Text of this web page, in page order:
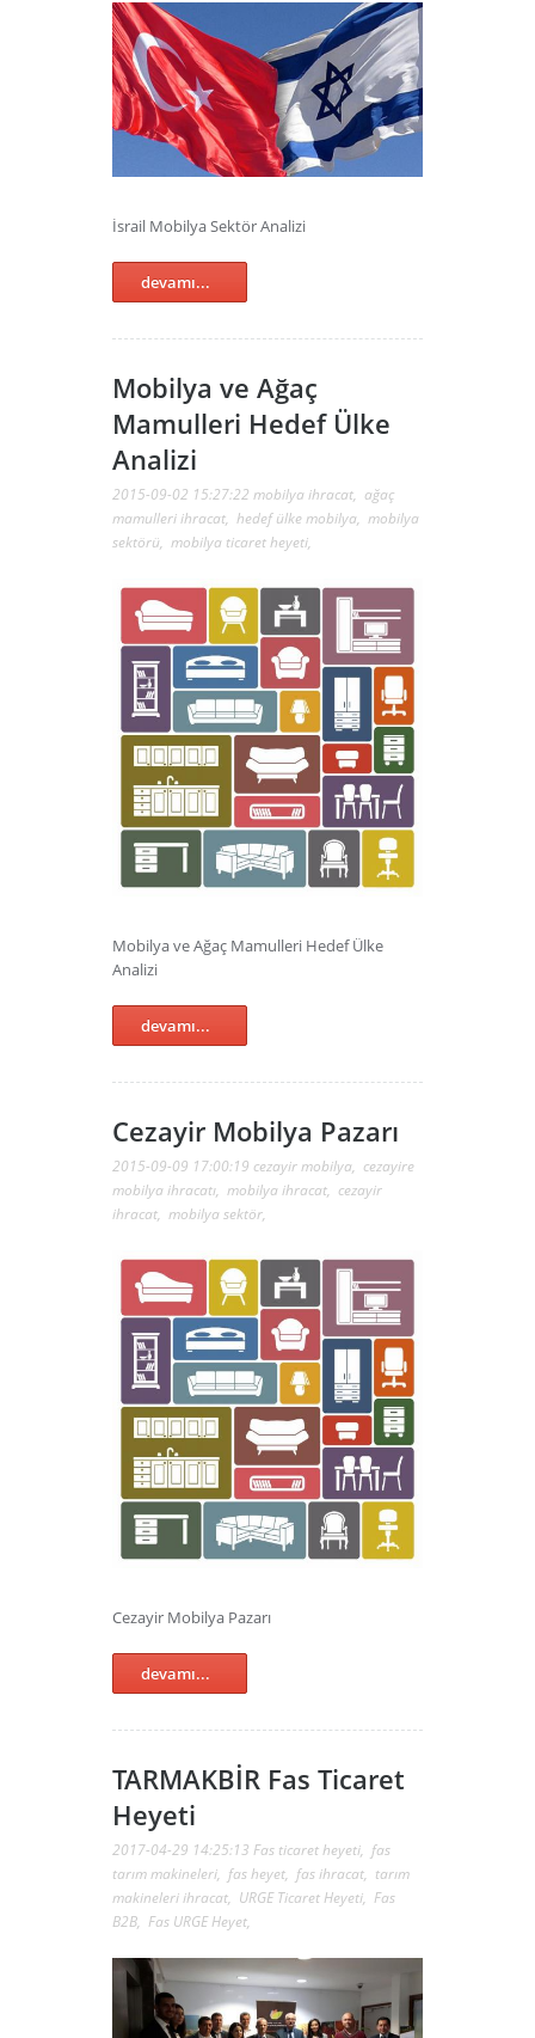
İsrail Mobilya Sektör Analizi
devamı...
Mobilya ve Ağaç
Mamulleri Hedef Ülke
Analizi
2015-09-02 15:27:22 mobilya ihracat, ağaç
mamulleri ihracat, hedef ülke mobilya, mobilya
sektörü, mobilya ticaret heyeti,
Mobilya ve Ağaç Mamulleri Hedef Ülke
Analizi
devamı...
Cezayir Mobilya Pazarı
2015-09-09 17:00:19 cezayir mobilya, cezayire
mobilya ihracatı, mobilya ihracat, cezayir
ihracat, mobilya sektör,
Cezayir Mobilya Pazarı
devamı...
TARMAKBİR Fas Ticaret
Heyeti
2017-04-29 14:25:13 Fas ticaret heyeti, fas
tarım makineleri, fas heyet, fas ihracat, tarım
makineleri ihracat, URGE Ticaret Heyeti, Fas
B2B, Fas URGE Heyet,